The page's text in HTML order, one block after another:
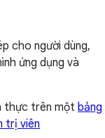
cho người dùng,
ứng dụng và
thực trên một bảng
trị viên